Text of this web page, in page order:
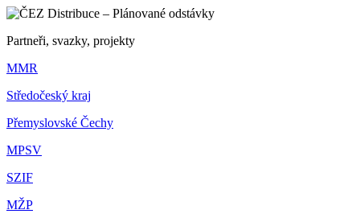
Partneři, svazky, projekty
MMR
Středočeský kraj
Přemyslovské Čechy
MPSV
SZIF
MŽP